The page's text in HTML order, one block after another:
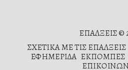
ΕΠΑΛΞΕΙΣ ©
ΣΧΕΤΙΚΑ ΜΕ ΤΙΣ ΕΠΑΛΞΕΙΣ
ΕΦΗΜΕΡΙΔΑ ΕΚΠΟΜΠΕΣ